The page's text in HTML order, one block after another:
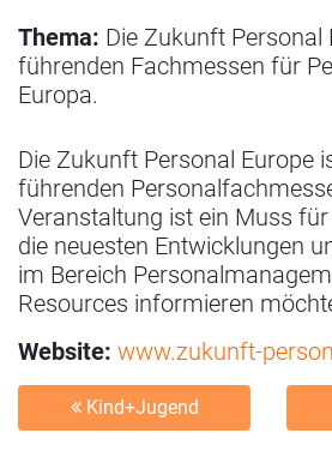
Thema: Die Zukunft Personal
führenden Fachmessen für
Europa.
Die Zukunft Personal Europe
führenden
Veranstaltung ist ein Muss
die neuesten Entwicklungen
im Bereich
Resources informieren
Website: www.zukunft-
Kind+Jugend